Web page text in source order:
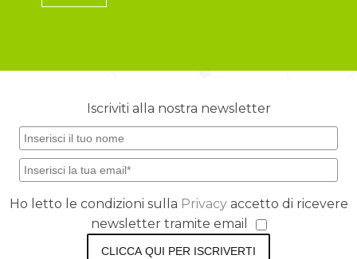
Iscriviti alla nostra newsletter
Ho letto le condizioni sulla Privacy accetto di ricevere
newsletter tramite email
CLICCA QUI PER ISCRIVERTI